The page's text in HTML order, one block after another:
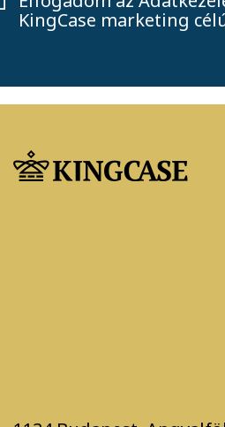
KingCase marketing